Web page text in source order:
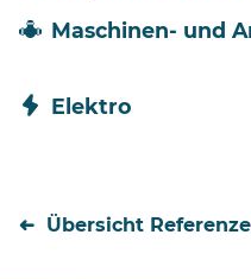
Maschinen- und
Elektro
Übersicht